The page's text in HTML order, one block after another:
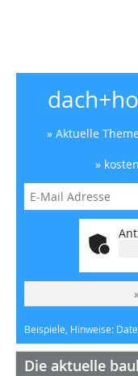
» Aktuelle
»
Beispiele, Hinweise:
Die aktuelle